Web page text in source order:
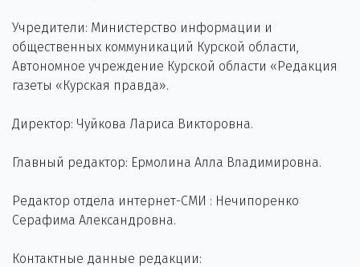
Учредители: Министерство информации и
общественных коммуникаций Курской области,
Автономное учреждение Курской области «Редакция
газеты «Курская правда».
Директор: Чуйкова Лариса Викторовна.
Главный редактор: Ермолина Алла Владимировна.
Редактор отдела интернет-СМИ : Нечипоренко
Серафима Александровна.
Контактные данные редакции: